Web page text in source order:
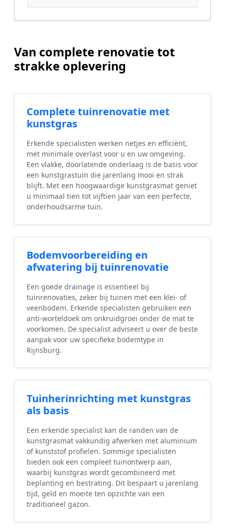
Van complete renovatie tot
strakke oplevering
Complete tuinrenovatie met
kunstgras
Erkende specialisten werken netjes en efficiënt,
met minimale overlast voor u en uw omgeving.
Een vlakke, doorlatende onderlaag is de basis voor
een kunstgrastuin die jarenlang mooi en strak
blijft. Met een hoogwaardige kunstgrasmat geniet
u minimaal tien tot vijftien jaar van een perfecte,
onderhoudsarme tuin.
Bodemvoorbereiding en
afwatering bij tuinrenovatie
Een goede drainage is essentieel bij
tuinrenovaties, zeker bij tuinen met een klei- of
veenbodem. Erkende specialisten gebruiken een
anti-worteldoek om onkruidgroei onder de mat te
voorkomen. De specialist adviseert u over de beste
aanpak voor uw specifieke bodemtype in
Rijnsburg.
Tuinherinrichting met kunstgras
als basis
Een erkende specialist kan de randen van de
kunstgrasmat vakkundig afwerken met aluminium
of kunststof profielen. Sommige specialisten
bieden ook een compleet tuinontwerp aan,
waarbij kunstgras wordt gecombineerd met
beplanting en bestrating. Dit bespaart u jarenlang
tijd, geld en moeite ten opzichte van een
traditioneel gazon.